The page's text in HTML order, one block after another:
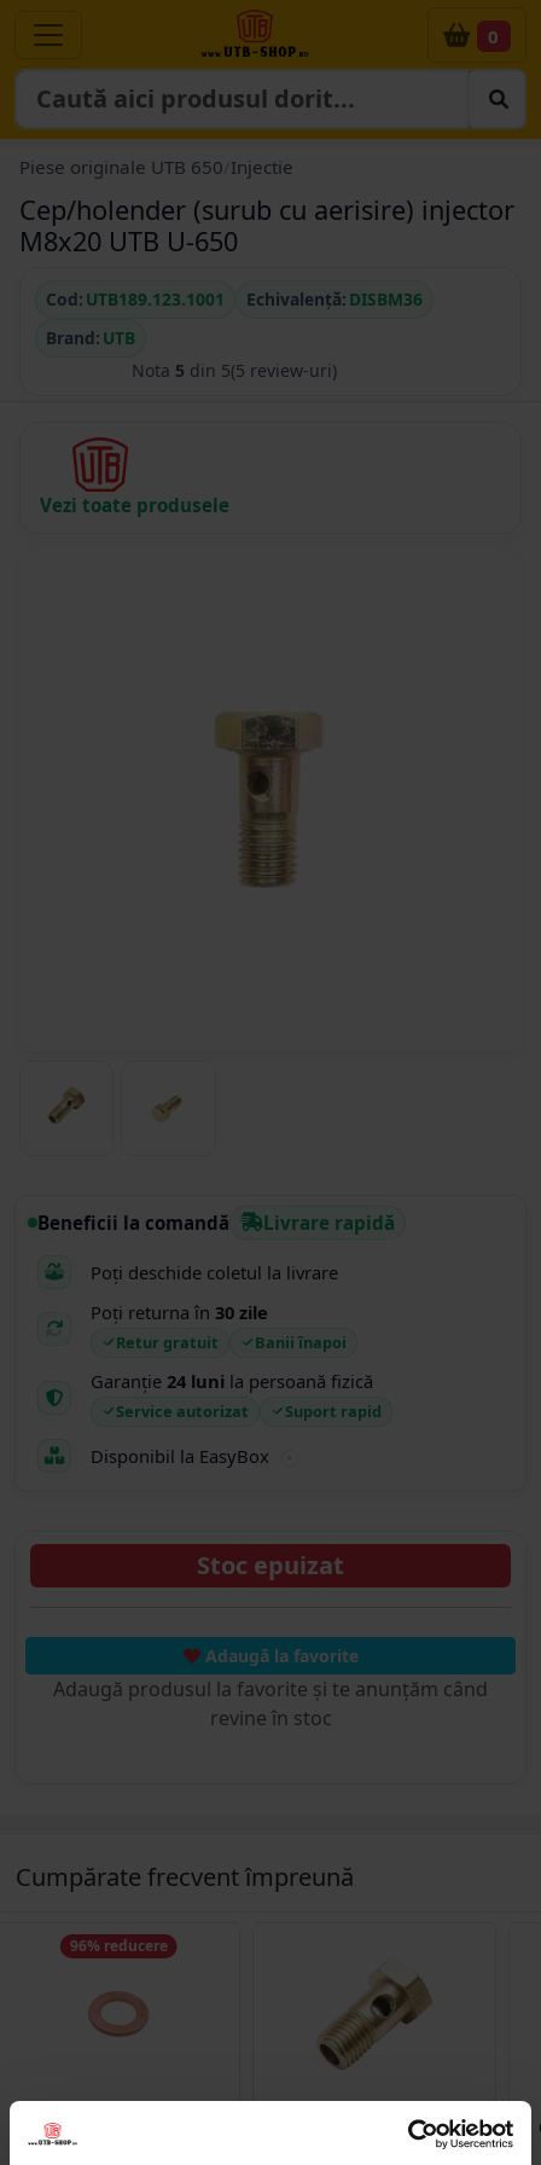
0
Piese originale UTB 650 Injectie
Cep/holender (surub cu aerisire) injector
M8x20 UTB U-650
Cod: UTB189.123.1001 Echivalență: DISBM36
Brand: UTB
Nota 5 din 5(5 review-uri)
Vezi toate produsele
Beneficii la comandă Livrare rapidă
Poți deschide coletul la livrare
Poți returna în 30 zile
Retur gratuit Banii înapoi
Garanție 24 luni la persoană fizică
Service autorizat Suport rapid
Disponibil la EasyBox
Stoc epuizat
Adaugă la favorite
Adaugă produsul la favorite și te anunțăm când
revine în stoc
Cumpărate frecvent împreună
96% reducere
DISAH19
Saiba cupru fi 8
DISLA62
Cep/holender (surub cu
aerisire) M12x1.5